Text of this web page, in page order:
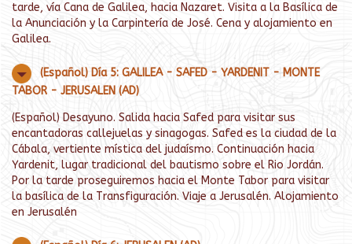
tarde, vía Cana de Galilea, hacia Nazaret. Visita a la Basílica de
la Anunciación y la Carpintería de José. Cena y alojamiento en
Galilea.
(Español) Día 5: GALILEA - SAFED - YARDENIT - MONTE
TABOR - JERUSALEN (AD)
(Español) Desayuno. Salida hacia Safed para visitar sus
encantadoras callejuelas y sinagogas. Safed es la ciudad de la
Cábala, vertiente mística del judaísmo. Continuación hacia
Yardenit, lugar tradicional del bautismo sobre el Rio Jordán.
Por la tarde proseguiremos hacia el Monte Tabor para visitar
la basílica de la Transfiguración. Viaje a Jerusalén. Alojamiento
en Jerusalén